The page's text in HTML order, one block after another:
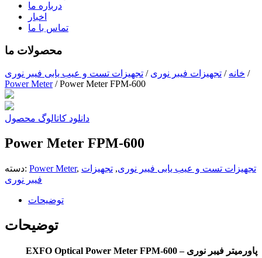
درباره ما
اخبار
تماس با ما
محصولات ما
خانه / تجهیزات فیبر نوری / تجهیزات تست و عیب یابی فیبر نوری
/
Power Meter/Power Meter FPM-600
دانلود کاتالوگ محصول
Power Meter FPM-600
دسته: Power Meter, تجهیزات تست و عیب یابی فیبر نوری, تجهیزات
فیبر نوری
توضیحات
توضیحات
پاورمیتر فیبر نوری – EXFO Optical Power Meter FPM-600